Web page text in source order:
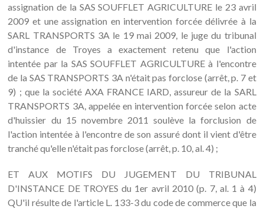
assignation de la SAS SOUFFLET AGRICULTURE le 23 avril
2009 et une assignation en intervention forcée délivrée à la
SARL TRANSPORTS 3A le 19 mai 2009, le juge du tribunal
d'instance de Troyes a exactement retenu que l'action
intentée par la SAS SOUFFLET AGRICULTURE à l'encontre
de la SAS TRANSPORTS 3A n'était pas forclose (arrêt, p. 7 et
9) ; que la société AXA FRANCE IARD, assureur de la SARL
TRANSPORTS 3A, appelée en intervention forcée selon acte
d'huissier du 15 novembre 2011 soulève la forclusion de
l'action intentée à l'encontre de son assuré dont il vient d'être
tranché qu'elle n'était pas forclose (arrêt, p. 10, al. 4) ;
ET AUX MOTIFS DU JUGEMENT DU TRIBUNAL
D'INSTANCE DE TROYES du 1er avril 2010 (p. 7, al. 1 à 4)
QU'il résulte de l'article L. 133-3 du code de commerce que la